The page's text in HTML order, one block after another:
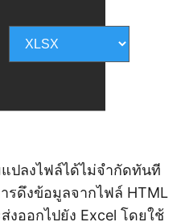
ปลงไฟล์ได้ไม่จำกัดทันที
รดึงข้อมูลจากไฟล์ HTML
งออกไปยัง Excel โดยใช้